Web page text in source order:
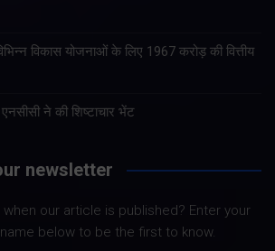
विकास योजनाओं के लिए 1967 करोड़ की वित्तीय
ने की शिष्टाचार भेंट
newsletter
our article is published? Enter your
below to be the first to know.